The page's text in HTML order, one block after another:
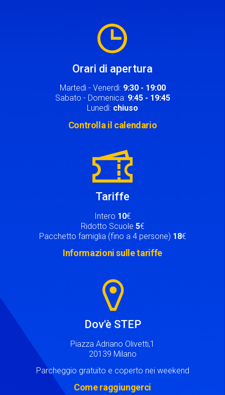
Orari di apertura
Martedì - Venerdì: 9:30 - 19:00
Sabato - Domenica: 9:45 - 19:45
Lunedì: chiuso
Controlla il calendario
Tariffe
Intero 10€
Ridotto Scuole 5€
Pacchetto famiglia (fino a 4 persone) 18€
Informazioni sulle tariffe
Dov'è STEP
Piazza Adriano Olivetti,1
20139 Milano
Parcheggio gratuito e coperto nei weekend
Come raggiungerci